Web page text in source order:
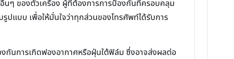
ๆ ของตัวเครื่อง ผู้ที่ต้องการการป้องกันที่ครอบคลุม
ปแบบ เพื่อให้มั่นใจว่าทุกส่วนของโทรศัพท์ได้รับการ
กันการเกิดฟองอากาศหรือฝุ่นใต้ฟิล์ม ซึ่งอาจส่งผลต่อ